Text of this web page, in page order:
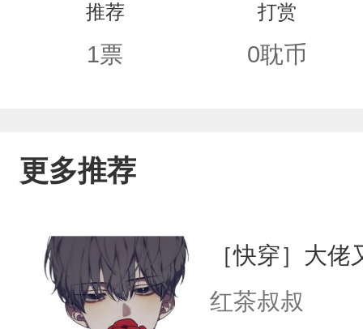
推荐
1票
打赏
0耽币
更多推荐
［快穿］大
红茶叔叔